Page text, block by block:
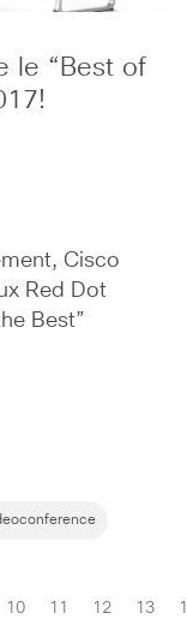
le “Best of
Cisco
Red Dot
Best”
10 11 12 13